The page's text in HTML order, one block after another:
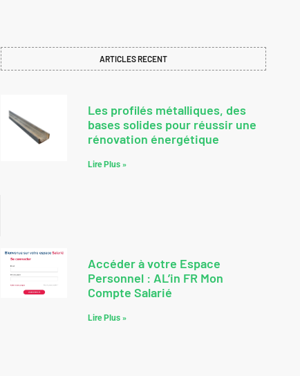
ARTICLES RECENT
Les profilés métalliques, des
bases solides pour réussir une
rénovation énergétique
Lire Plus »
Accéder à votre Espace
Personnel : AL’in FR Mon
Compte Salarié
Lire Plus »